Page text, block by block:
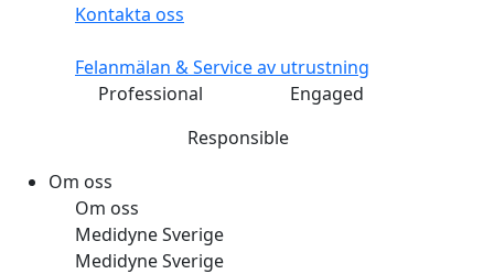
Kontakta oss
Felanmälan & Service av utrustning
Professional
Engaged
Responsible
Om oss
Om oss
Medidyne Sverige
Medidyne Sverige